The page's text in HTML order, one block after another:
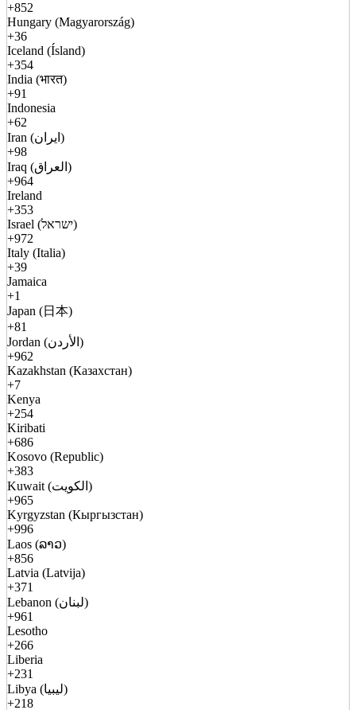
+852
Hungary (Magyarország)
+36
Iceland (Ísland)
+354
India (भारत)
+91
Indonesia
+62
Iran (ایران)
+98
Iraq (العراق)
+964
Ireland
+353
Israel (ישראל)
+972
Italy (Italia)
+39
Jamaica
+1
Japan (日本)
+81
Jordan (الأردن)
+962
Kazakhstan (Казахстан)
+7
Kenya
+254
Kiribati
+686
Kosovo (Republic)
+383
Kuwait (الكويت)
+965
Kyrgyzstan (Кыргызстан)
+996
Laos (ລາວ)
+856
Latvia (Latvija)
+371
Lebanon (لبنان)
+961
Lesotho
+266
Liberia
+231
Libya (ليبيا)
+218